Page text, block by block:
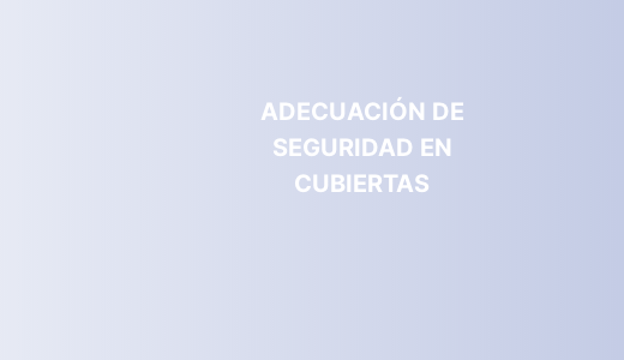
ADECUACIÓN DE
SEGURIDAD EN
CUBIERTAS